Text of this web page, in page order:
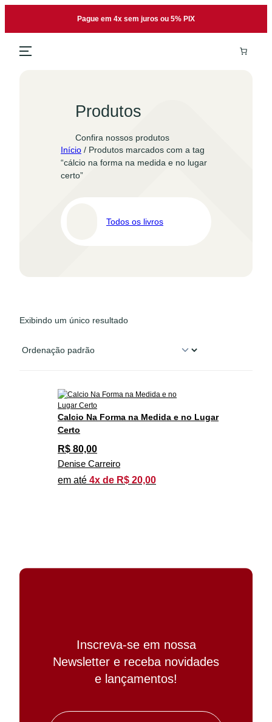
o
Pague em 4x sem juros ou 5% PIX
Produtos
Confira nossos produtos
Início / Produtos marcados com a tag
“cálcio na forma na medida e no lugar
certo”
Todos os livros
Exibindo um único resultado
Calcio Na Forma na Medida e no Lugar
Certo
R$ 80,00
Denise Carreiro
em até 4x de R$ 20,00
Inscreva-se em nossa
Newsletter e receba novidades
e lançamentos!